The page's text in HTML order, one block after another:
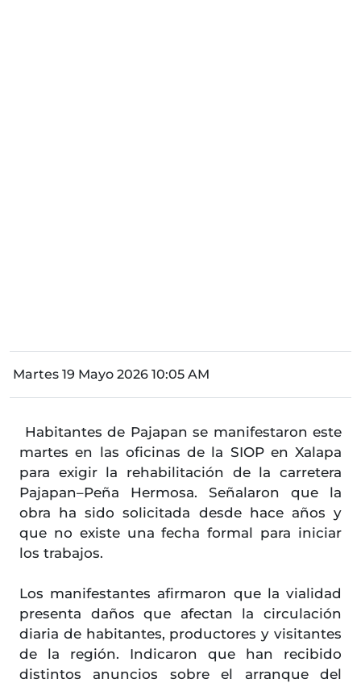
Martes 19 Mayo 2026 10:05 AM
Habitantes de Pajapan se manifestaron este
martes en las oficinas de la SIOP en Xalapa
para exigir la rehabilitación de la carretera
Pajapan–Peña Hermosa. Señalaron que la
obra ha sido solicitada desde hace años y
que no existe una fecha formal para iniciar
los trabajos.
Los manifestantes afirmaron que la vialidad
presenta daños que afectan la circulación
diaria de habitantes, productores y visitantes
de la región. Indicaron que han recibido
distintos anuncios sobre el arranque del